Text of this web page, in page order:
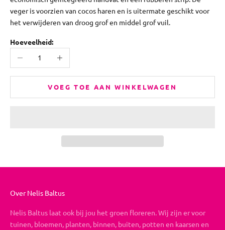
veger is voorzien van cocos haren en is uitermate geschikt voor
het verwijderen van droog grof en middel grof vuil.
Hoeveelheid:
Aantal verlagenAantal verhogen
VOEG TOE AAN WINKELWAGEN
Over Nelis Baltus
Nelis Baltus laat ook bij jou het groen floreren. Wij zijn er voor
tuinen, bloemen, planten, binnen, buiten, potten en kaarsen en